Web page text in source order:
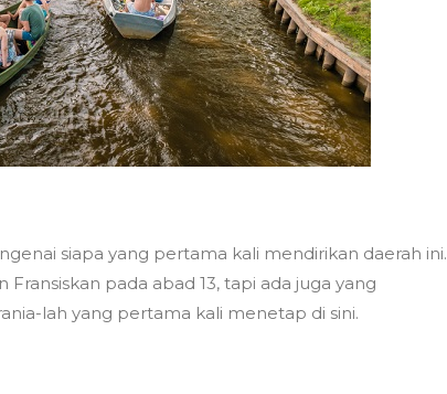
siapa yang pertama kali mendirikan daerah ini.
pada abad 13, tapi ada juga yang
lah yang pertama kali menetap di sini.